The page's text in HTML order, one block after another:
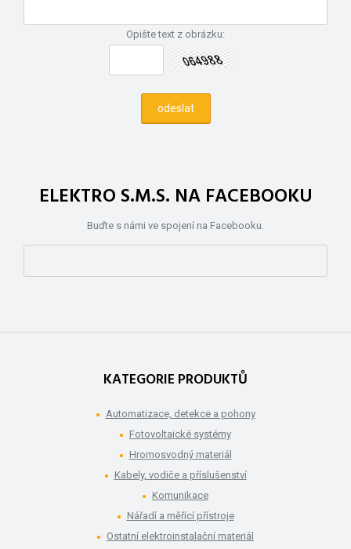
Opište text z obrázku:
ELEKTRO S.M.S. NA FACEBOOKU
Buďte s námi ve spojení na Facebooku.
KATEGORIE PRODUKTŮ
Automatizace, detekce a pohony
Fotovoltaické systémy
Hromosvodný materiál
Kabely, vodiče a příslušenství
Komunikace
Nářadí a měřící přístroje
Ostatní elektroinstalační materiál